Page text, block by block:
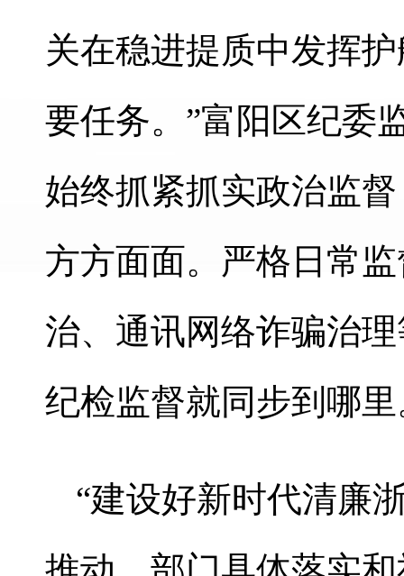
关在稳进提质中发挥
要任务。”富阳区纪委
始终抓紧抓实政治监
方方面面。严格日常
治、通讯网络诈骗治
纪检监督就同步到哪
“建设好新时代清廉